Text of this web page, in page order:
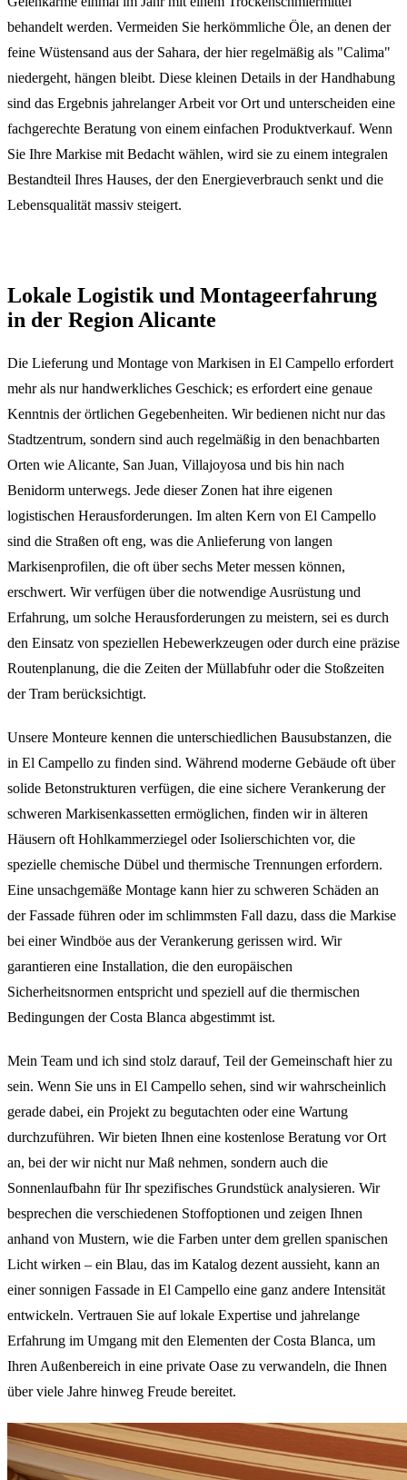
behandelt werden. Vermeiden Sie herkömmliche Öle, an denen der
feine Wüstensand aus der Sahara, der hier regelmäßig als "Calima"
niedergeht, hängen bleibt. Diese kleinen Details in der Handhabung
sind das Ergebnis jahrelanger Arbeit vor Ort und unterscheiden eine
fachgerechte Beratung von einem einfachen Produktverkauf. Wenn
Sie Ihre Markise mit Bedacht wählen, wird sie zu einem integralen
Bestandteil Ihres Hauses, der den Energieverbrauch senkt und die
Lebensqualität massiv steigert.
Lokale Logistik und Montageerfahrung
in der Region Alicante
Die Lieferung und Montage von Markisen in El Campello erfordert
mehr als nur handwerkliches Geschick; es erfordert eine genaue
Kenntnis der örtlichen Gegebenheiten. Wir bedienen nicht nur das
Stadtzentrum, sondern sind auch regelmäßig in den benachbarten
Orten wie Alicante, San Juan, Villajoyosa und bis hin nach
Benidorm unterwegs. Jede dieser Zonen hat ihre eigenen
logistischen Herausforderungen. Im alten Kern von El Campello
sind die Straßen oft eng, was die Anlieferung von langen
Markisenprofilen, die oft über sechs Meter messen können,
erschwert. Wir verfügen über die notwendige Ausrüstung und
Erfahrung, um solche Herausforderungen zu meistern, sei es durch
den Einsatz von speziellen Hebewerkzeugen oder durch eine präzise
Routenplanung, die die Zeiten der Müllabfuhr oder die Stoßzeiten
der Tram berücksichtigt.
Unsere Monteure kennen die unterschiedlichen Bausubstanzen, die
in El Campello zu finden sind. Während moderne Gebäude oft über
solide Betonstrukturen verfügen, die eine sichere Verankerung der
schweren Markisenkassetten ermöglichen, finden wir in älteren
Häusern oft Hohlkammerziegel oder Isolierschichten vor, die
spezielle chemische Dübel und thermische Trennungen erfordern.
Eine unsachgemäße Montage kann hier zu schweren Schäden an
der Fassade führen oder im schlimmsten Fall dazu, dass die Markise
bei einer Windböe aus der Verankerung gerissen wird. Wir
garantieren eine Installation, die den europäischen
Sicherheitsnormen entspricht und speziell auf die thermischen
Bedingungen der Costa Blanca abgestimmt ist.
Mein Team und ich sind stolz darauf, Teil der Gemeinschaft hier zu
sein. Wenn Sie uns in El Campello sehen, sind wir wahrscheinlich
gerade dabei, ein Projekt zu begutachten oder eine Wartung
durchzuführen. Wir bieten Ihnen eine kostenlose Beratung vor Ort
an, bei der wir nicht nur Maß nehmen, sondern auch die
Sonnenlaufbahn für Ihr spezifisches Grundstück analysieren. Wir
besprechen die verschiedenen Stoffoptionen und zeigen Ihnen
anhand von Mustern, wie die Farben unter dem grellen spanischen
Licht wirken – ein Blau, das im Katalog dezent aussieht, kann an
einer sonnigen Fassade in El Campello eine ganz andere Intensität
entwickeln. Vertrauen Sie auf lokale Expertise und jahrelange
Erfahrung im Umgang mit den Elementen der Costa Blanca, um
Ihren Außenbereich in eine private Oase zu verwandeln, die Ihnen
über viele Jahre hinweg Freude bereitet.